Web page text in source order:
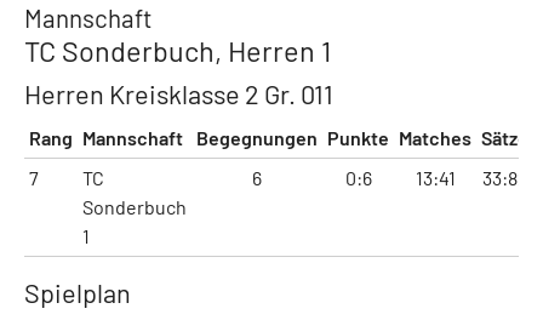
Mannschaft
TC Sonderbuch, Herren 1
Herren Kreisklasse 2 Gr. 011
Rang Mannschaft Begegnungen Punkte Matches Sätze
7
TC
Sonderbuch
1
6 0:6 13:41 33:82
Spielplan